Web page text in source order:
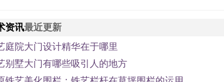
资讯最近更新
庭院大门设计精华在于哪里
别墅大门有哪些吸引人的地方